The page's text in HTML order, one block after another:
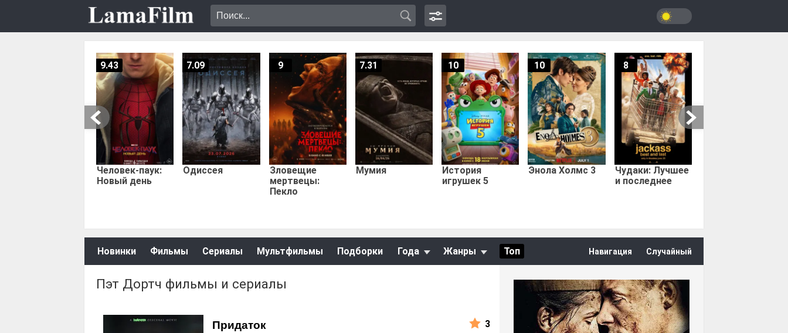
Человек-паук:
Новый день
9.43
Одиссея
7.09
Зловещие
мертвецы:
Пекло
9
Мумия
7.31
История
игрушек 5
10
Энола Холмс 3
10
Чудаки: Лучшее
и последнее
8
Новинки Фильмы Сериалы Мультфильмы Подборки Года Жанры Топ Навигация Случайный
Пэт Дортч фильмы и сериалы
Придаток 3